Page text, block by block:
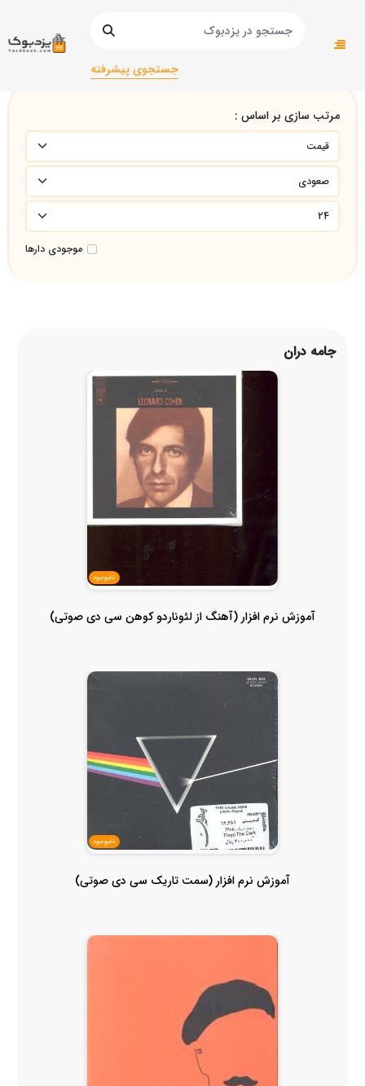
جستجوی پیشرفته
صفحه اصلی
مرتب سازی بر اساس :
موجودی دارها
جامه دران
ناموجود
آموزش نرم افزار (آهنگ از لئوناردو کوهن سی دی صوتی)
ناموجود
آموزش نرم افزار (سمت تاریک سی دی صوتی)